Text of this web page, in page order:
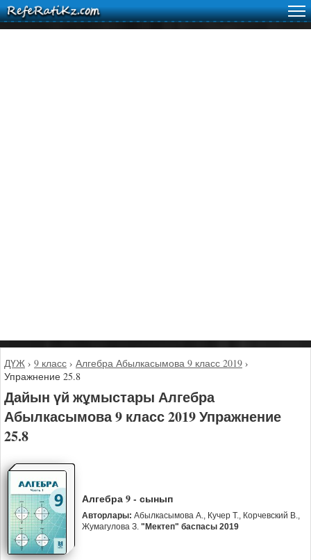
ДҮЖ › 9 класс › Алгебра Абылкасымова 9 класс 2019 ›
Упражнение 25.8
Дайын үй жұмыстары Алгебра
Абылкасымова 9 класс 2019 Упражнение
25.8
Алгебра 9 - сынып
Авторлары: Абылкасымова А., Кучер Т., Корчевский В.,
Жумагулова З. "Мектеп" баспасы 2019